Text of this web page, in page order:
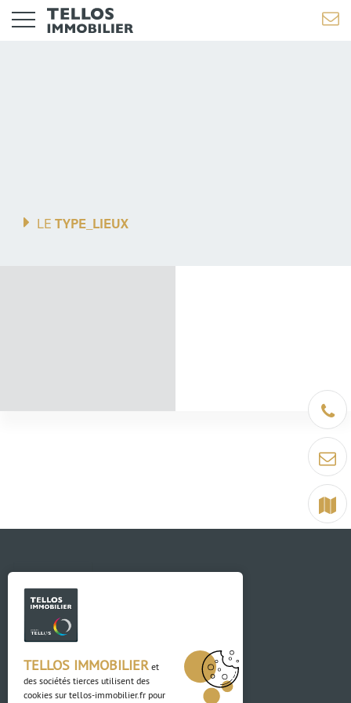
Être
Contact
Terrain
Medecine Spécialisé
LE TYPE_LIEUX
Contact
03 88 04 84 84
TELLOS IMMOBILIER et
des sociétés tierces utilisent des
cookies sur tellos-immobilier.fr pour